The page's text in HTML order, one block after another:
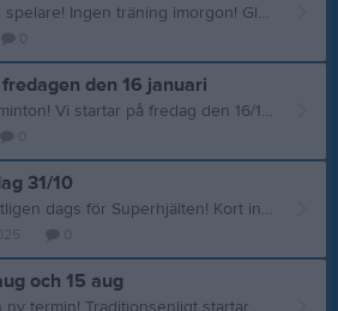
Till alla glada badminton spelare! Ingen träning imorgon! Glad påsk. /ledarna
den 16 januari
Varmt välkomna på badminton! Vi startar på fredag den 16/1 16.00-17.00 är det mer av familjespel och därefter 17.00-18.00 är det mer avancerade övningar. Medtag inneskor och vattenflaska. Rack finns det att låna. /ledarna.
31/10
Hej! På fredag är det äntligen dags för Superhjälten! Kort information för dem som är anmälda inför tävlingen: Var här senast 9.45 för incheckning på bana 1 Tävlingens beräknade tid är mellan 10.00-13.00 Ta med något att äta mellan matcherna för att fylla på med energi På varje bana kommer det att finnas rack att låna - det är inga krav på eget rack På varje bana kommer det även att finnas volontärer som hjälper till under matcherna På plats kommer barnen att bli indelade i grupper som man tävlar inom Matchformatet kommer att vara bäst av 3 set till 11 utan förlängning Följ gärna med som förälder för att stötta/peppa och hjälpa till! Glöm inte Halloweenklädsel för chansen att vinna ett hemligt pris… :D Träning utgår den 31/10.
och 15 aug